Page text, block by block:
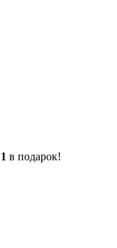
1 в подарок!